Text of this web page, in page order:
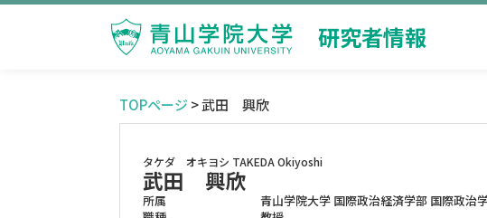
研究者情報
TOPページ > 武田 興欣
タケダ オキヨシ TAKEDA Okiyoshi
武田 興欣
所属
青山学院大学 国際政治経済学部 国際政治